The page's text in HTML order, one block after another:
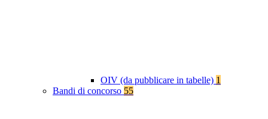
OIV (da pubblicare in tabelle) 1
Bandi di concorso 55